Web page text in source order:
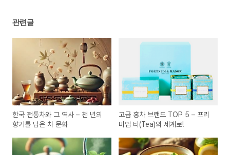
관련글
한국 전통차와 그 역사 – 천 년의
향기를 담은 차 문화
고급 홍차 브랜드 TOP 5 – 프리
미엄 티(Tea)의 세계로!